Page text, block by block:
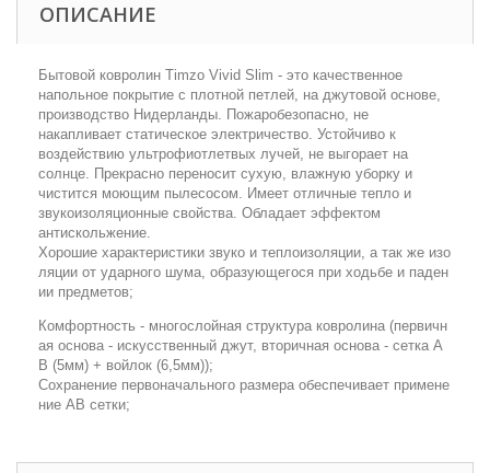
ОПИСАНИЕ
Бытовой ковролин Timzo Vivid Slim - это качественное
напольное покрытие с плотной петлей, на джутовой основе,
производство Нидерланды. Пожаробезопасно, не
накапливает статическое электричество. Устойчиво к
воздействию ультрофиотлетвых лучей, не выгорает на
солнце. Прекрасно переносит сухую, влажную уборку и
чистится моющим пылесосом. Имеет отличные тепло и
звукоизоляционные свойства. Обладает эффектом
антискольжение.
Хорошие характеристики звуко и теплоизоляции, а так же изо
ляции от ударного шума, образующегося при ходьбе и паден
ии предметов;
Комфортность - многослойная структура ковролина (первичн
ая основа - искусственный джут, вторичная основа - сетка А
В (5мм) + войлок (6,5мм));
Сохранение первоначального размера обеспечивает примене
ние АВ сетки;